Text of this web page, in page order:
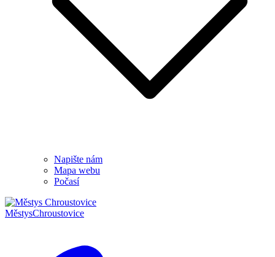
Napište nám
Mapa webu
Počasí
MěstysChroustovice